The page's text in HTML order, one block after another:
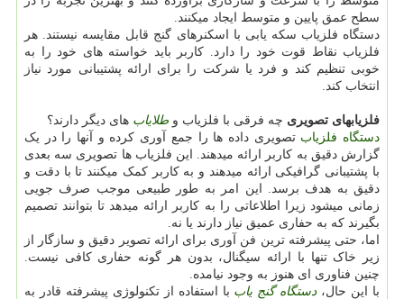
سطح عمق پایین و متوسط ایجاد میکنند.
دستگاه فلزیاب‌ سکه یابی با اسکنرهای گنج قابل مقایسه نیستند. هر
فلزیاب نقاط قوت خود را دارد. کاربر باید خواسته های خود را به
خوبی تنظیم کند و فرد یا شرکت را برای ارائه پشتیبانی مورد نیاز
انتخاب کند.
فلزیابهای تصویری چه فرقی با فلزیاب و طلایاب های دیگر دارند؟
دستگاه فلزیاب تصویری داده ها را جمع آوری کرده و آنها را در یک
گزارش دقیق به کاربر ارائه میدهند. این فلزیاب ها تصویری سه بعدی
با پشتیبانی گرافیکی ارائه میدهند و به کاربر کمک میکنند تا با دقت و
دقیق به هدف برسد. این امر به طور طبیعی موجب صرف جویی
زمانی میشود زیرا اطلاعاتی را به کاربر ارائه میدهد تا بتوانند تصمیم
بگیرند که به حفاری عمیق نیاز دارند یا نه.
اما، حتی پیشرفته ترین فن آوری برای ارائه تصویر دقیق و سازگار از
زیر خاک تنها با ارائه سیگنال، بدون هر گونه حفاری کافی نیست.
چنین فناوری ای هنوز به وجود نیامده.
با این حال،دستگاهگنج یاب با استفاده از تکنولوژی پیشرفته قادر به